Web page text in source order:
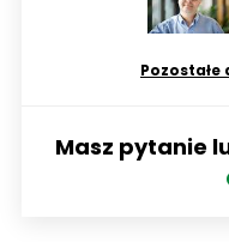
Masz pytanie